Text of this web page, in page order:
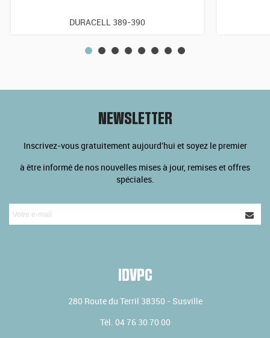
DURACELL 389-390
NEWSLETTER
Inscrivez-vous gratuitement aujourd'hui et soyez le premier
à être informé de nos nouvelles mises à jour, remises et offres
spéciales.
IDVPC
280 Route du Terril 38350 - Susville
Tél. 04 76 30 70 00